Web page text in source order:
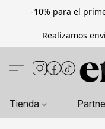
-10% para el
Realizamos
Tienda